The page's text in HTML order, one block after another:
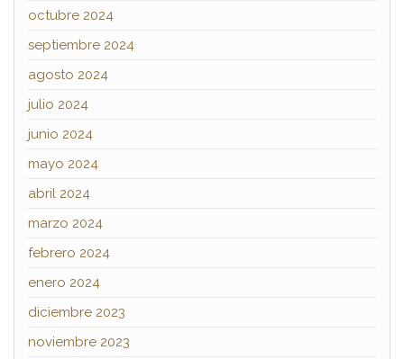
octubre 2024
septiembre 2024
agosto 2024
julio 2024
junio 2024
mayo 2024
abril 2024
marzo 2024
febrero 2024
enero 2024
diciembre 2023
noviembre 2023